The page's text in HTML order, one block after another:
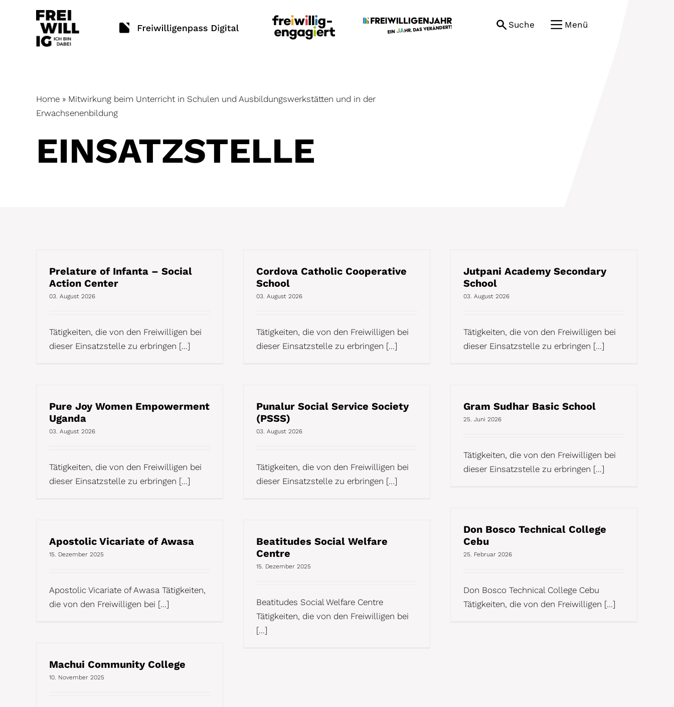
Suche Menü
Home » Mitwirkung beim Unterricht in Schulen und Ausbildungswerkstätten und in der
Erwachsenenbildung
EINSATZ­STELLE
Prelature of Infanta – Social
Action Center
03. August 2026
Tätigkeiten, die von den Freiwilligen bei
dieser Einsatzstelle zu erbringen [...]
Cordova Catholic Cooperative
School
03. August 2026
Tätigkeiten, die von den Freiwilligen bei
dieser Einsatzstelle zu erbringen [...]
Jutpani Academy Secondary
School
03. August 2026
Tätigkeiten, die von den Freiwilligen bei
dieser Einsatzstelle zu erbringen [...]
Pure Joy Women Empowerment
Uganda
03. August 2026
Tätigkeiten, die von den Freiwilligen bei
dieser Einsatzstelle zu erbringen [...]
Punalur Social Service Society
(PSSS)
03. August 2026
Tätigkeiten, die von den Freiwilligen bei
dieser Einsatzstelle zu erbringen [...]
Gram Sudhar Basic School
25. Juni 2026
Tätigkeiten, die von den Freiwilligen bei
dieser Einsatzstelle zu erbringen [...]
Don Bosco Technical College
Cebu
25. Februar 2026
Don Bosco Technical College Cebu
Tätigkeiten, die von den Freiwilligen [...]
Apostolic Vicariate of Awasa
15. Dezember 2025
Apostolic Vicariate of Awasa Tätigkeiten,
die von den Freiwilligen bei [...]
Beatitudes Social Welfare
Centre
15. Dezember 2025
Beatitudes Social Welfare Centre
Tätigkeiten, die von den Freiwilligen bei
[...]
Machui Community College
10. November 2025